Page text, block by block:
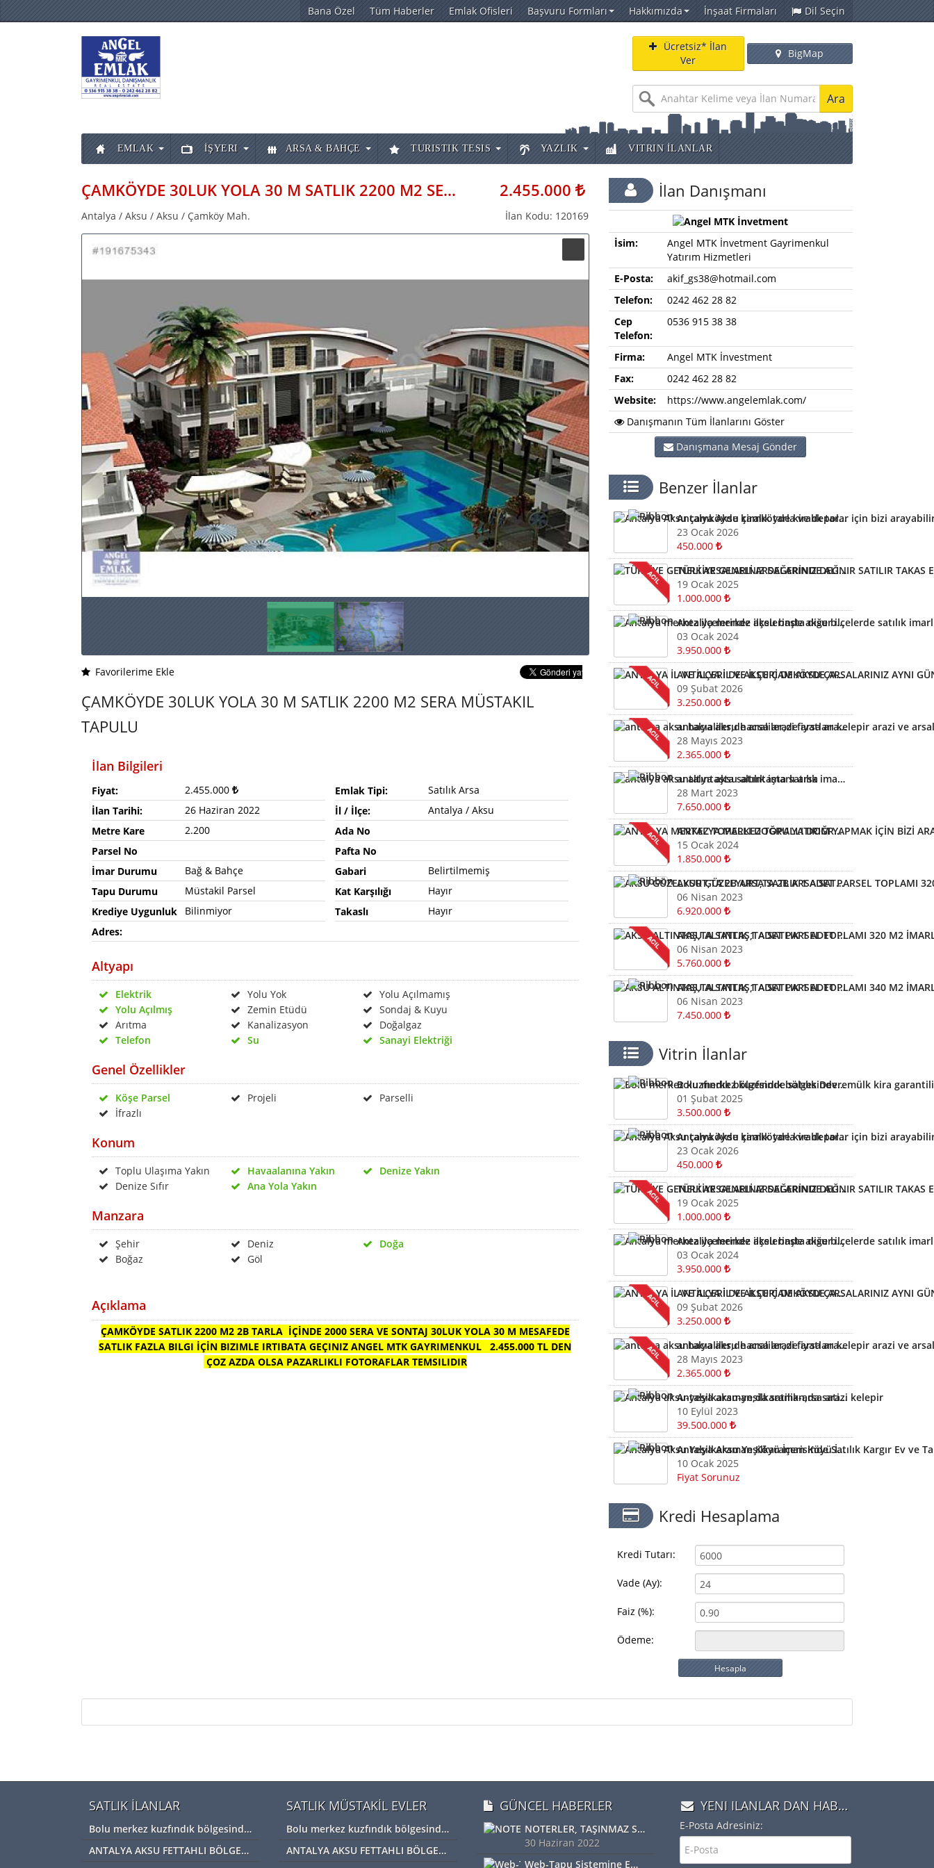
Bana Özel Tüm Haberler Emlak Ofisleri Başvuru Formları Hakkımızda İnşaat Firmaları Dil Seçin
Ücretsiz* İlan
Ver
BigMap
Ara
EMLAK İŞYERI ARSA & BAHÇE TURISTIK TESIS YAZLIK VITRIN İLANLAR
ÇAMKÖYDE 30LUK YOLA 30 M SATLIK 2200 M2 SERA MÜSTAKIL TAPULU
Antalya / Aksu / Aksu / Çamköy Mah.
2.455.000
İlan Kodu: 120169
Favorilerime Ekle
ÇAMKÖYDE 30LUK YOLA 30 M SATLIK 2200 M2 SERA MÜSTAKIL
TAPULU
İlan Bilgileri
Fiyat: 2.455.000 Emlak Tipi:
Satılık Arsa
İlan Tarihi:
26 Haziran 2022 İl / İlçe:
Antalya / Aksu
Metre Kare
2.200
Ada No
Parsel No
Pafta No
İmar Durumu
Bağ & Bahçe Gabari
Belirtilmemiş
Tapu Durumu
Müstakil Parsel Kat Karşılığı
Hayır
Krediye Uygunluk
Bilinmiyor Takaslı
Hayır
Adres:
Altyapı
Elektrik Yolu Yok
Yolu Açılmamış
Yolu Açılmış
Zemin Etüdü
Sondaj & Kuyu
Arıtma
Kanalizasyon
Doğalgaz
Telefon
Su Sanayi Elektriği
Genel Özellikler
Köşe Parsel Projeli
Parselli
İfrazlı
Konum
Toplu Ulaşıma Yakın Havaalanına Yakın
Denize Yakın
Denize Sıfır
Ana Yola Yakın
Manzara
Şehir Deniz
Doğa
Boğaz
Göl
Açıklama
ÇAMKÖYDE SATLIK 2200 M2 2B TARLA İÇİNDE 2000 SERA VE SONTAJ 30LUK YOLA 30 M MESAFEDE
SATLIK FAZLA BILGI İÇİN BIZIMLE IRTIBATA GEÇINIZ ANGEL MTK GAYRIMENKUL 2.455.000 TL DEN
ÇOZ AZDA OLSA PAZARLIKLI FOTORAFLAR TEMSILIDIR
İlan Danışmanı
İsim:
Angel MTK İnvetment Gayrimenkul
Yatırım Hizmetleri
E-Posta:
akif_gs38@hotmail.com
Telefon:
0242 462 28 82
Cep
Telefon:
0536 915 38 38
Firma:
Angel MTK İnvestment
Fax:
0242 462 28 82
Website:
https://www.angelemlak.com/
Danışmanın Tüm İlanlarını Göster
Danışmana Mesaj Gönder
Benzer İlanlar
Antalya Aksu çamköyde kiralık tarla ve depolar için bizi arayabilirsiniz
23 Ocak 2026
450.000
TÜRKİYE GENELİ ARSALARINIZ DEĞERİNDE ALINIR SATILIR TAKAS EDİLİR ARAYIN YARDIMCI OLALIM
19 Ocak 2025
1.000.000
Antalya merkez ilçelerinde aksu başta diğer ilçelerde satılık imarlı müstail tapulu arsa
03 Ocak 2024
3.950.000
ANTALYA İL VE İLÇERİ DE AKSU ÇAMKÖYDE ARSALARINIZ AYNI GÜN NAKİTE ÇEVRİLİR
09 Şubat 2026
3.250.000
antalya aksu hacıaliler,de arsa arazi fiyatları kelepir arazi ve arsalar
28 Mayıs 2023
2.365.000
antalya aksu altıntaşta satılık imarlı arsa
28 Mart 2023
7.650.000
ANTALYA MERKEZ TOPALLI DOĞRU YATIRIM YAPMAK İÇİN BİZİ ARAYIN YARDIMCI OLALIM ARSA TARLA
15 Ocak 2024
1.850.000
AKSU GÜZELYURT,TA 2B ARSA SATLIK 1 ADET PARSEL TOPLAMI 320 M2
06 Nisan 2023
6.920.000
AKSU ALTINTAŞ,TA SATLIK 1 ADET PARSEL TOPLAMI 320 M2 İMARLI ARSA KELEPİR ARSA
06 Nisan 2023
5.760.000
AKSU ALTINTAŞ,TA SATLIK 1 ADET PARSEL TOPLAMI 340 M2 İMARLI ARSA KELEPİR
06 Nisan 2023
7.450.000
Vitrin İlanlar
Bolu merkez kuzfındık bölgesinde satılık Devremülk kira garantili
01 Şubat 2025
3.500.000
Antalya Aksu çamköyde kiralık tarla ve depolar için bizi arayabilirsiniz
23 Ocak 2026
450.000
TÜRKİYE GENELİ ARSALARINIZ DEĞERİNDE ALINIR SATILIR TAKAS EDİLİR ARAYIN YARDIMCI OLALIM
19 Ocak 2025
1.000.000
Antalya merkez ilçelerinde aksu başta diğer ilçelerde satılık imarlı müstail tapulu arsa
03 Ocak 2024
3.950.000
ANTALYA İL VE İLÇERİ DE AKSU ÇAMKÖYDE ARSALARINIZ AYNI GÜN NAKİTE ÇEVRİLİR
09 Şubat 2026
3.250.000
antalya aksu hacıaliler,de arsa arazi fiyatları kelepir arazi ve arsalar
28 Mayıs 2023
2.365.000
Antalya aksu-yesilkaraman,da satilik-arsa arazi kelepir
10 Eylül 2023
39.500.000
Antalya Aksu Yeşilkaraman Köyü İçerisinde Satılık Kargır Ev ve Tarla
10 Ocak 2025
Fiyat Sorunuz
Kredi Hesaplama
Kredi Tutarı:
Vade (Ay):
Faiz (%):
Ödeme:
Hesapla
SATLIK İLANLAR
Bolu merkez kuzfındık bölgesinde satılık Devremülk kira garantili
ANTALYA AKSU FETTAHLI BÖLGESİNDE ACİL SATILIK TEK TAPU MÜSTAKİL TARLA
SATLIK MÜSTAKİL EVLER
Bolu merkez kuzfındık bölgesinde satılık Devremülk kira garantili
ANTALYA AKSU FETTAHLI BÖLGESİNDE ACİL SATILIK TEK TAPU MÜSTAKİL TARLA
GÜNCEL HABERLER
NOTERLER, TAŞINMAZ SATIŞ VAADİ SÖZLEŞMESİ YAPABİLECEK
30 Haziran 2022
Web-Tapu Sistemine Emlakçılar da Eklendi
YENI ILANLAR DAN HABERDAR OLMAK IÇIN ÜYE OLUN
E-Posta Adresiniz: